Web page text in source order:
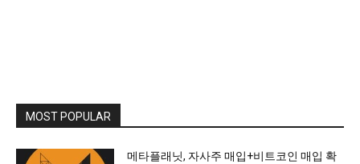
MOST POPULAR
메타플래닛, 자사주 매입+비트코인 매입 확